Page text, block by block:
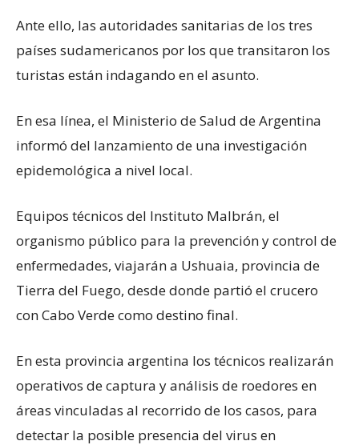
Ante ello, las autoridades sanitarias de los tres
países sudamericanos por los que transitaron los
turistas están indagando en el asunto.
En esa línea, el Ministerio de Salud de Argentina
informó del lanzamiento de una investigación
epidemológica a nivel local.
Equipos técnicos del Instituto Malbrán, el
organismo público para la prevención y control de
enfermedades, viajarán a Ushuaia, provincia de
Tierra del Fuego, desde donde partió el crucero
con Cabo Verde como destino final.
En esta provincia argentina los técnicos realizarán
operativos de captura y análisis de roedores en
áreas vinculadas al recorrido de los casos, para
detectar la posible presencia del virus en